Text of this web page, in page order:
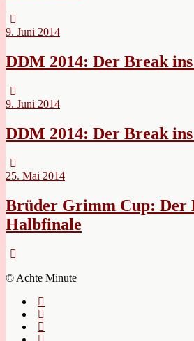
9. Juni 2014
DDM 2014: Der Break
9. Juni 2014
DDM 2014: Der Break
25. Mai 2014
Brüder Grimm Cup: Der
Halbfinale
© Achte Minute